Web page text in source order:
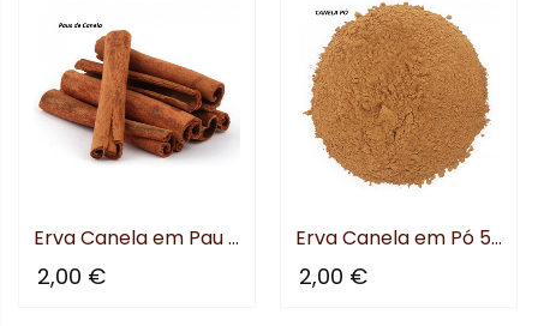
Erva Canela em Pau 30 gr
2,00 €
Erva Canela em Pó 50 gr
2,00 €